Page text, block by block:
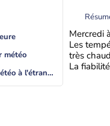
météo
Actualités Météo à l'étranger
Mercredi
Les
très
La